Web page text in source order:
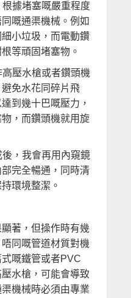
根據堵塞嘅嚴重程度
嘅通渠機械。例如
小垃圾，而電動鑽
等頑固堵塞物。
高壓水槍或者鑽頭機
免水花同碎片飛
到幾十巴嘅壓力，
，而鑽頭機就用旋
後，我會再用內窺鏡
完全暢通，同時清
環境整潔。
著，但操作時有幾
同嘅管道材質對機
嘅鐵管或者PVC
水槍，可能會導致
機械時必須由專業